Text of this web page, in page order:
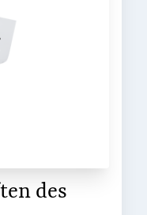
des